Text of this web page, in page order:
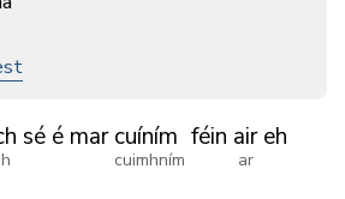
sé é mar cuíním
cuimhním
féin air
ar
eh